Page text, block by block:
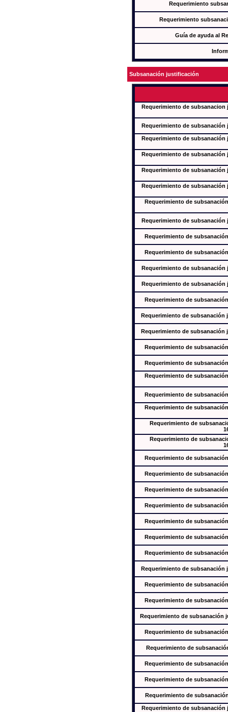
Requerimiento
Requerimiento
Guía de ayuda al
Subsanación justificación
Requerimiento de
Requerimiento de subsanación
Requerimiento de
Requerimiento de
Requerimiento de
Requerimiento de
Requerimiento de
Requerimiento de subsanación
Requerimiento de
Requerimiento de
Requerimiento de subsanación
Requerimiento de subsanación
Requerimiento de
Requerimiento de subsanación
Requerimiento de subsanación
Requerimiento de
Requerimiento de
Requerimiento de
Requerimiento de
Requerimiento de
Requerimiento de
Requerimiento de
Requerimiento de
Requerimiento de
Requerimiento de
Requerimiento de
Requerimiento de
Requerimiento de
Requerimiento de
Requerimiento de subsanación
Requerimiento de
Requerimiento de
Requerimiento de subsanación
Requerimiento de
Requerimiento de
Requerimiento de
Requerimiento de
Requerimiento de
Requerimiento de